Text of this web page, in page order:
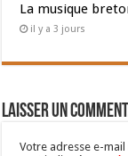
La musique
il y a 3 jours
Laisser un
Votre adresse e-